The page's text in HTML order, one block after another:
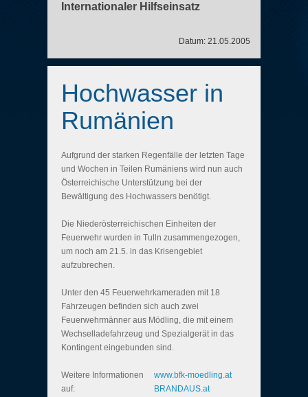
Internationaler Hilfseinsatz
Datum: 21.05.2005
Hochwasser in
Rumänien
Aufgrund der starken Regenfälle der letzten Tage
und Wochen in Teilen Rumäniens wird nun auch
Österreichische Unterstützung bei der
Bewältigung des Hochwassers benötigt.
Die Niederösterreichischen Einheiten der
Feuerwehr wurden in Tulln zusammengezogen,
um noch am 21.5. in das Krisengebiet
aufzubrechen.
Unter den 45 Feuerwehrkameraden mit 18
Fahrzeugen befinden sich auch zwei
Feuerwehrmänner aus Mödling, die mit einem
Wechselladefahrzeug und Spezialgerät in das
Kontingent eingebunden sind.
Weitere Informationen
auf:
www.bfk-moedling.at
BRANDAUS.at